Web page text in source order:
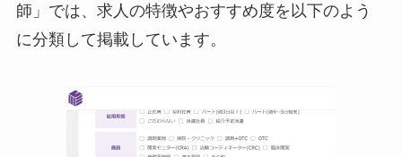
師」では、求人の特徴やおすすめ度を以下のよう
に分類して掲載しています。